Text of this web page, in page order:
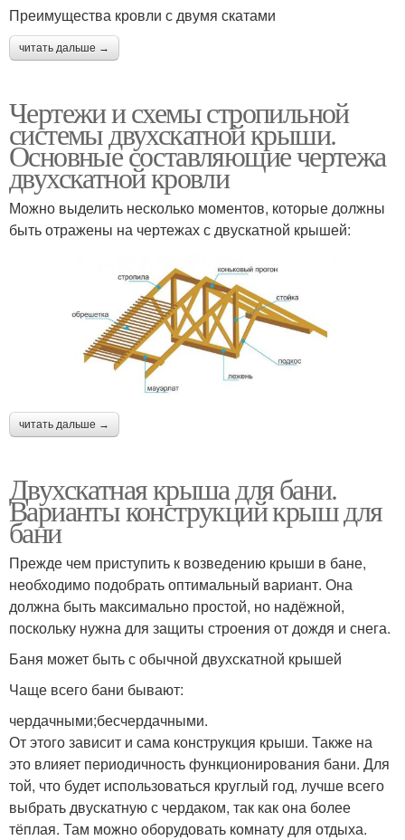
Преимущества кровли с двумя скатами
читать дальше →
Чертежи и схемы стропильной
системы двухскатной крыши.
Основные составляющие чертежа
двухскатной кровли
Можно выделить несколько моментов, которые должны
быть отражены на чертежах с двускатной крышей:
читать дальше →
Двухскатная крыша для бани.
Варианты конструкций крыш для
бани
Прежде чем приступить к возведению крыши в бане,
необходимо подобрать оптимальный вариант. Она
должна быть максимально простой, но надёжной,
поскольку нужна для защиты строения от дождя и снега.
Баня может быть с обычной двухскатной крышей
Чаще всего бани бывают:
чердачными;бесчердачными.
От этого зависит и сама конструкция крыши. Также на
это влияет периодичность функционирования бани. Для
той, что будет использоваться круглый год, лучше всего
выбрать двускатную с чердаком, так как она более
тёплая. Там можно оборудовать комнату для отдыха.